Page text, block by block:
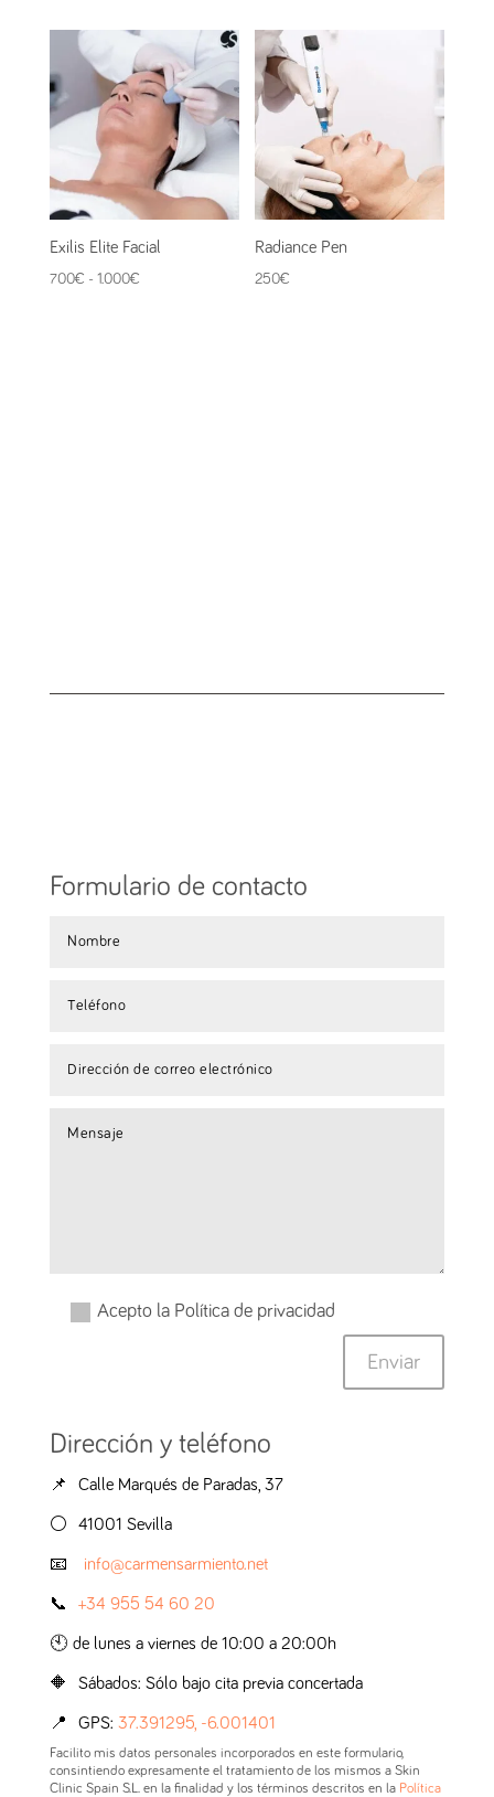
Exilis Elite Facial
700€ - 1.000€Rango
Radiance Pen
250€
Formulario de contacto
Acepto la Política de privacidad
Enviar
Dirección y teléfono
📌 Calle Marqués de Paradas, 37
⚪️ 41001 Sevilla
📧 info@carmensarmiento.net
📞 +34 955 54 60 20
🕙 de lunes a viernes de 10:00 a 20:00h
🔶 Sábados: Sólo bajo cita previa concertada
📍 GPS: 37.391295, -6.001401
Facilito mis datos personales incorporados en este formulario,
consintiendo expresamente el tratamiento de los mismos a Skin
Clinic Spain S.L. en la finalidad y los términos descritos en la Política